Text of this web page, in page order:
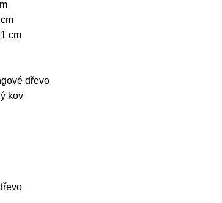
cm
dřevo
kov